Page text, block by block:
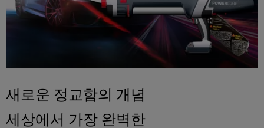
새로운 정교함의 개념
세상에서 가장 완벽한